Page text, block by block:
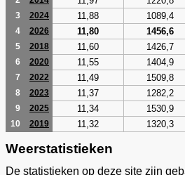
3 2024 11,88 1089,4
4 2026 11,80 1456,6
5 2018 11,60 1426,7
6 2020 11,55 1404,9
7 2022 11,49 1509,8
8 2023 11,37 1282,2
9 2025 11,34 1530,9
10 2019 11,32 1320,3
Weerstatistieken
De statistieken op deze site zijn